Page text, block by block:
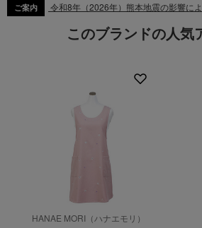
ご案内 令和8年（2026年）熊本地震の影響に
このブランドの人気
HANAE MORI（ハナエモリ）